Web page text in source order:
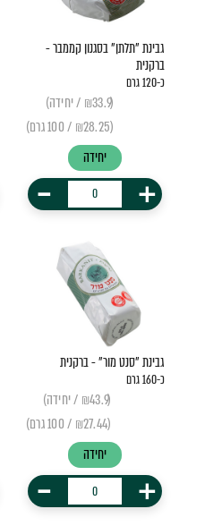
גבינת "תלתן" בסגנון קממבר -
ברקנית
כ-120 גרם
(₪33.9 / יחידה)
(₪28.25 / 100 גרם)
יחידה
+
-
גבינת "סנט מור" - ברקנית
כ-160 גרם
(₪43.9 / יחידה)
(₪27.44 / 100 גרם)
יחידה
+
-